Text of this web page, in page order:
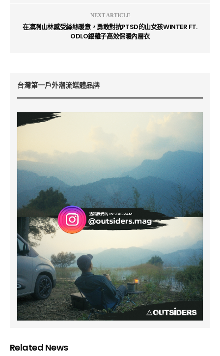
NEXT ARTICLE
在凜冽山林感受絲絲暖意，勇敢對抗PTSD的山女孩WINTER FT.
ODLO銀離子高效保暖內層衣
台灣第一戶外潮流媒體品牌
Related News